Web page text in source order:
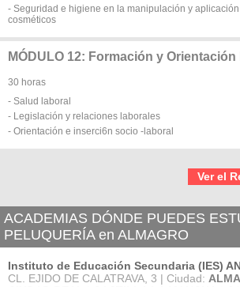
- Seguridad e higiene en la manipulación y
cosméticos
MÓDULO 12: Formación y Orientación
30 horas
- Salud laboral
- Legislación y relaciones laborales
- Orientación e inserci6n socio -laboral
Ver el
ACADEMIAS DÓNDE PUEDES
PELUQUERÍA en ALMAGRO
Instituto de Educación Secundaria (IES)
CL. EJIDO DE CALATRAVA, 3 | Ciudad: